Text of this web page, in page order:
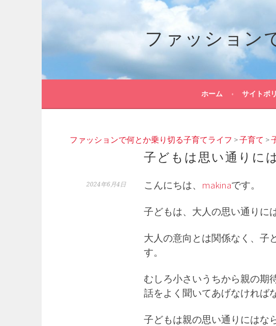
ン
ス
ファッション
ホーム サイトポ
ファッションで何とか乗り切る子育てライフ >子育て >
子どもは思い通りに
2024年6月4日 こんにちは、 makinaです。
子どもは、大人の思い通りに
大人の意向とは関係なく、子
す。
むしろ小さいうちから親の期
話をよく聞いてあげなければ
子どもは親の思い通りにはな